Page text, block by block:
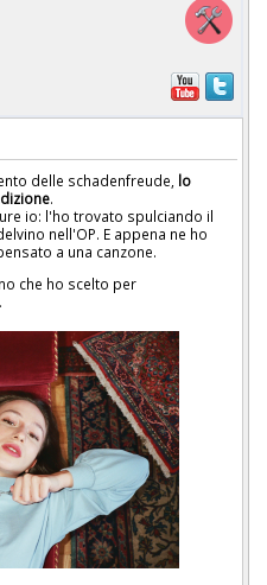
delle schadenfreude, lo
.
io: l'ho trovato spulciando il
nell'OP. E appena ne ho
a una canzone.
che ho scelto per
.